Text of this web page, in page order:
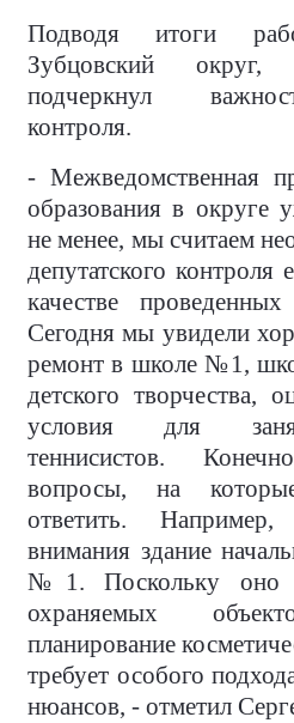
Подводя итоги
Зубцовский
подчеркнул
контроля.
- Межведомственная
образования в округе
не менее, мы считаем
депутатского контроля
качестве
Сегодня мы увидели
ремонт в школе №1,
детского творчества,
условия для
теннисистов.
вопросы, на
ответить.
внимания здание
№1. Поскольку оно
охраняемых
планирование
требует особого
нюансов, - отметил